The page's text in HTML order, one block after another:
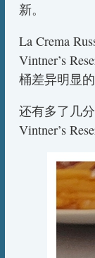
新。
La Crema
Vintner’s
桶差异明显
还有多了几
Vintner’s